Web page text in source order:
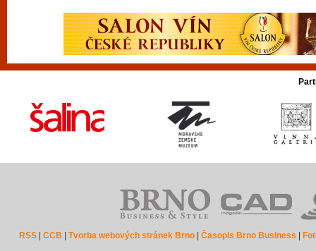
RSS |CCB |Tvorba webových stránek Brno |Časopis Brno Business